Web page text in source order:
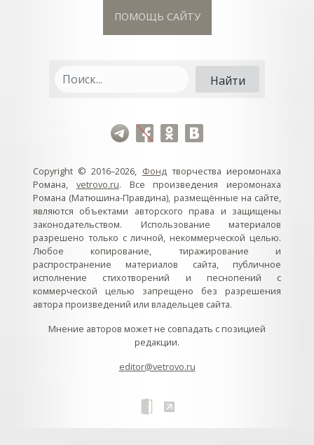
ПОМОЩЬ САЙТУ
Copyright © 2016–2026, Фондтворчества иеромонаха
Романа, vetrovo.ru. Все произведения иеромонаха
Романа (Матюшина-Правдина), размещённые на сайте,
являются объектами авторского права и защищены
законодательством. Использование материалов
разрешено только с личной, некоммерческой целью.
Любое копирование, тиражирование и
распространение материалов сайта, публичное
исполнение стихотворений и песнопений с
коммерческой целью запрещено без разрешения
автора произведений или владельцев сайта.
Мнение авторов может не совпадать с позицией
редакции.
editor@vetrovo.ru